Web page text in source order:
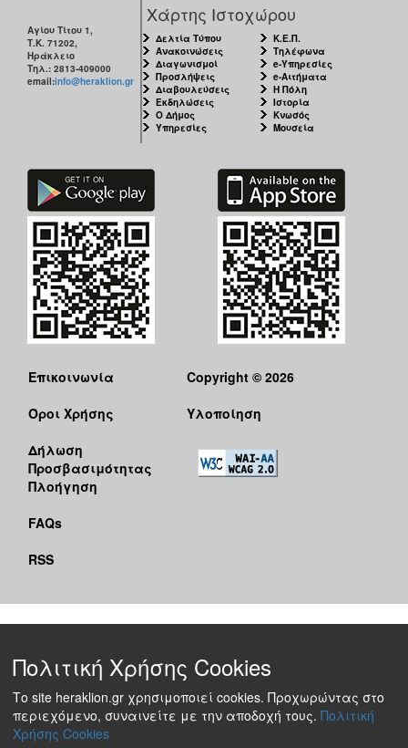
Αγίου Τίτου 1,
Τ.Κ. 71202,
Ηράκλειο
Τηλ.: 2813-409000
email:info@heraklion.gr
Χάρτης Ιστοχώρου
Δελτία Τύπου
Ανακοινώσεις
Διαγωνισμοί
Προσλήψεις
Διαβουλεύσεις
Εκδηλώσεις
Ο Δήμος
Υπηρεσίες
Κ.Ε.Π.
Τηλέφωνα
e-Υπηρεσίες
e-Αιτήματα
Η Πόλη
Ιστορία
Κνωσός
Μουσεία
Επικοινωνία
Όροι Χρήσης
Δήλωση
Προσβασιμότητας
Πλοήγηση
FAQs
RSS
Copyright © 2026
Υλοποίηση
Πολιτική Χρήσης Cookies
Το site heraklion.gr χρησιμοποιεί cookies. Προχωρώντας στο
περιεχόμενο, συναινείτε με την αποδοχή τους. Πολιτική
Χρήσης Cookies